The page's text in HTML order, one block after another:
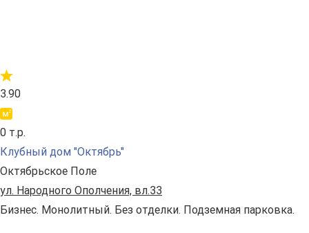
3.90
0 т.р.
Клубный дом "Октябрь"
Октябрьское Поле
ул. Народного Ополчения, вл.33
Бизнес. Монолитный. Без отделки. Подземная парковка.